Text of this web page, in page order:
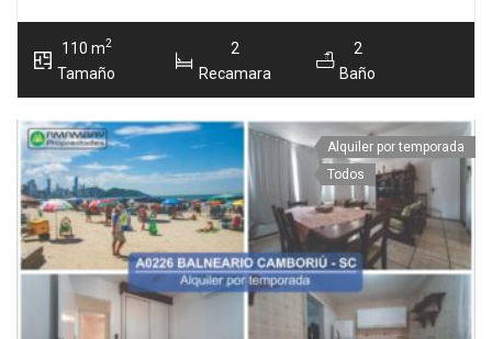
110 m2
Tamaño
2
Recamara
2
Baño
Alquiler por temporada
Todos